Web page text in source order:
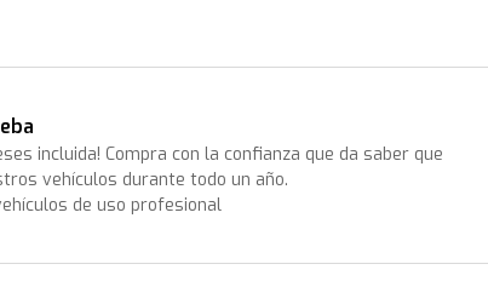
incluida! Compra con la confianza que da saber que
vehículos durante todo un año.
de uso profesional